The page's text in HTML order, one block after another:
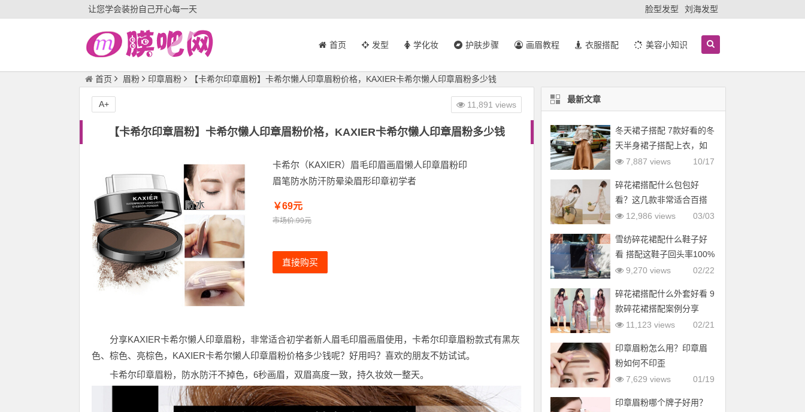
让您学会装扮自己开心每一天 脸型发型 刘海发型
首页 发型 学化妆 护肤步骤 画眉教程 衣服搭配 美容小知识
首页 眉粉 印章眉粉 【卡希尔印章眉粉】卡希尔懒人印章眉粉价格，KAXIER卡希尔懒人印章眉粉多少钱
【卡希尔印章眉粉】卡希尔懒人印章眉粉价格，KAXIER卡希尔懒人印章眉粉多少钱
卡希尔（KAXIER）眉毛印眉画眉懒人印章眉粉印
眉笔防水防汗防晕染眉形印章初学者
￥69元
市场价:99元
直接购买
分享KAXIER卡希尔懒人印章眉粉，非常适合初学者新人眉毛印眉画眉使用，卡希尔印章眉粉款式有黑灰
色、棕色、亮棕色，KAXIER卡希尔懒人印章眉粉价格多少钱呢？好用吗？喜欢的朋友不妨试试。
卡希尔印章眉粉，防水防汗不掉色，6秒画眉，双眉高度一致，持久妆效一整天。
11,891 views
A+ 最新文章
冬天裙子搭配 7款好看的冬
天半身裙子搭配上衣，如
羽绒服
10/17
7,887 views
碎花裙搭配什么包包好
看？这几款非常适合百搭
03/03
12,986 views
雪纺碎花裙配什么鞋子好
看 搭配这鞋子回头率100%
02/22
9,270 views
碎花裙搭配什么外套好看 9
款碎花裙搭配案例分享
02/21
11,123 views
印章眉粉怎么用？印章眉
粉如何不印歪
01/19
7,629 views
印章眉粉哪个牌子好用？